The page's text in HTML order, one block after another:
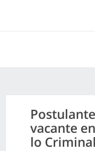
vacante
lo